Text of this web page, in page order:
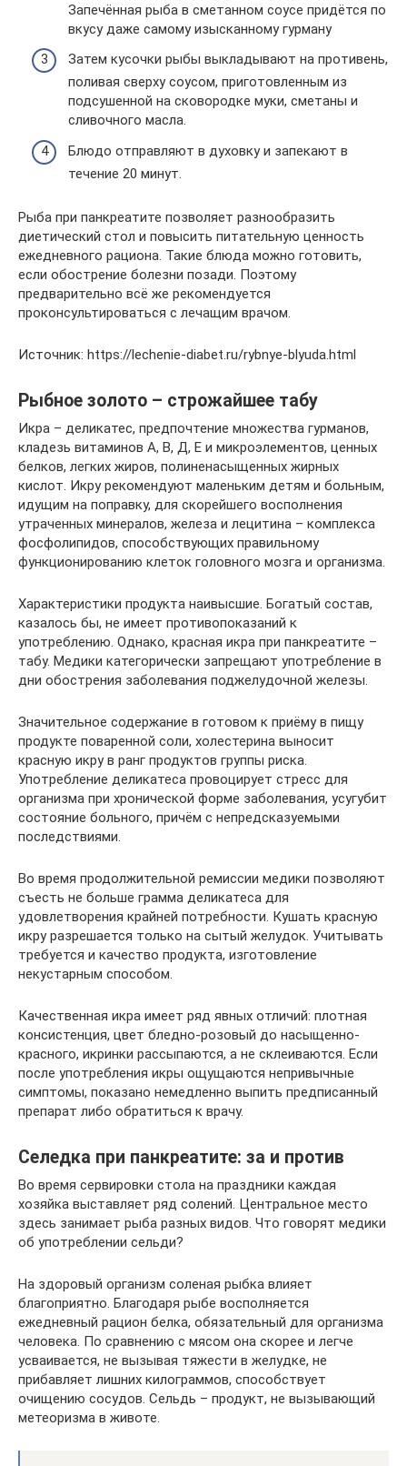
Запечённая рыба в сметанном соусе придётся по
вкусу даже самому изысканному гурману
Затем кусочки рыбы выкладывают на противень,
поливая сверху соусом, приготовленным из
подсушенной на сковородке муки, сметаны и
сливочного масла.
Блюдо отправляют в духовку и запекают в
течение 20 минут.
Рыба при панкреатите позволяет разнообразить
диетический стол и повысить питательную ценность
ежедневного рациона. Такие блюда можно готовить,
если обострение болезни позади. Поэтому
предварительно всё же рекомендуется
проконсультироваться с лечащим врачом.
Источник: https://lechenie-diabet.ru/rybnye-blyuda.html
Рыбное золото – строжайшее табу
Икра – деликатес, предпочтение множества гурманов,
кладезь витаминов А, В, Д, Е и микроэлементов, ценных
белков, легких жиров, полиненасыщенных жирных
кислот. Икру рекомендуют маленьким детям и больным,
идущим на поправку, для скорейшего восполнения
утраченных минералов, железа и лецитина – комплекса
фосфолипидов, способствующих правильному
функционированию клеток головного мозга и организма.
Характеристики продукта наивысшие. Богатый состав,
казалось бы, не имеет противопоказаний к
употреблению. Однако, красная икра при панкреатите –
табу. Медики категорически запрещают употребление в
дни обострения заболевания поджелудочной железы.
Значительное содержание в готовом к приёму в пищу
продукте поваренной соли, холестерина выносит
красную икру в ранг продуктов группы риска.
Употребление деликатеса провоцирует стресс для
организма при хронической форме заболевания, усугубит
состояние больного, причём с непредсказуемыми
последствиями.
Во время продолжительной ремиссии медики позволяют
съесть не больше грамма деликатеса для
удовлетворения крайней потребности. Кушать красную
икру разрешается только на сытый желудок. Учитывать
требуется и качество продукта, изготовление
некустарным способом.
Качественная икра имеет ряд явных отличий: плотная
консистенция, цвет бледно-розовый до насыщенно-
красного, икринки рассыпаются, а не склеиваются. Если
после употребления икры ощущаются непривычные
симптомы, показано немедленно выпить предписанный
препарат либо обратиться к врачу.
Селедка при панкреатите: за и против
Во время сервировки стола на праздники каждая
хозяйка выставляет ряд солений. Центральное место
здесь занимает рыба разных видов. Что говорят медики
об употреблении сельди?
На здоровый организм соленая рыбка влияет
благоприятно. Благодаря рыбе восполняется
ежедневный рацион белка, обязательный для организма
человека. По сравнению с мясом она скорее и легче
усваивается, не вызывая тяжести в желудке, не
прибавляет лишних килограммов, способствует
очищению сосудов. Сельдь – продукт, не вызывающий
метеоризма в животе.